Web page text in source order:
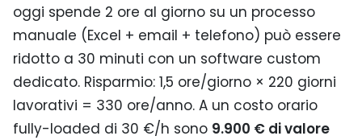
oggi spende 2 ore al giorno su un processo
manuale (Excel + email + telefono) può essere
ridotto a 30 minuti con un software custom
dedicato. Risparmio: 1,5 ore/giorno × 220 giorni
lavorativi = 330 ore/anno. A un costo orario
fully-loaded di 30 €/h sono 9.900 € di valore